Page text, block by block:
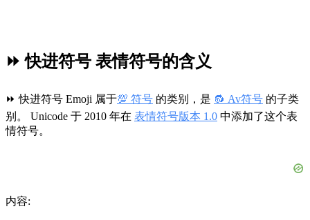
⏩ 快进符号 表情符号的含义
⏩ 快进符号 Emoji 属于💯 符号 的类别，是 🔂 Av符号 的子类
别。 Unicode 于 2010 年在 表情符号版本 1.0 中添加了这个表
情符号。
内容: